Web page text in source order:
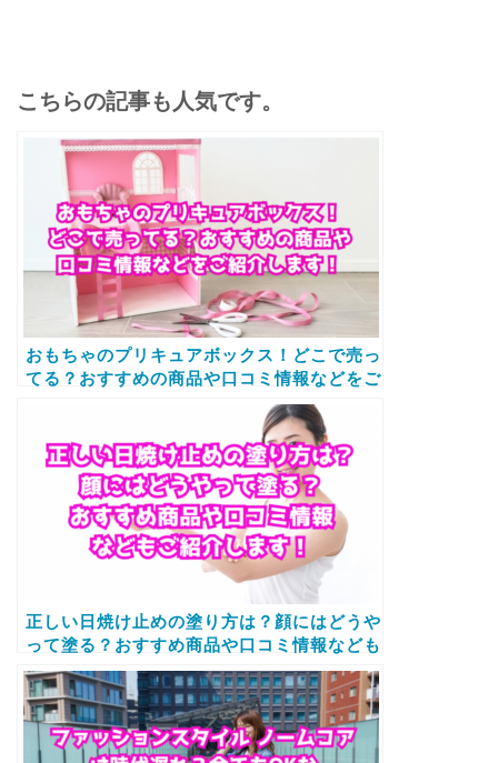
こちらの記事も人気です。
おもちゃのプリキュアボックス！どこで売っ
てる？おすすめの商品や口コミ情報などをご
正しい日焼け止めの塗り方は？顔にはどうや
って塗る？おすすめ商品や口コミ情報なども
ご紹介します！